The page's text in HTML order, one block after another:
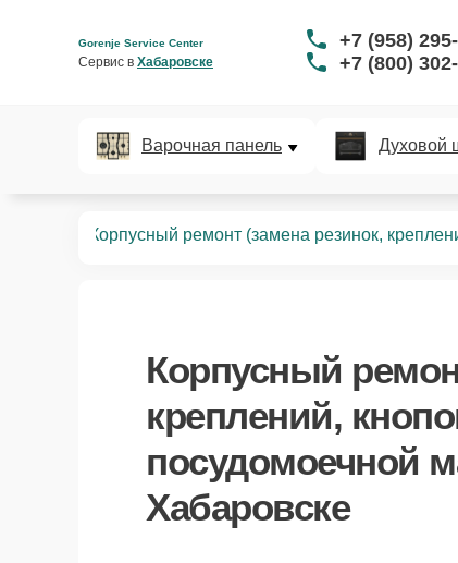
Gorenje Service Center
Сервис в Хабаровске
+7 (958)
+7 (800)
Варочная панель Духовой
Корпусный ремонт (замена резинок,
Корпусный
креплений,
посудомоечной
Хабаровске